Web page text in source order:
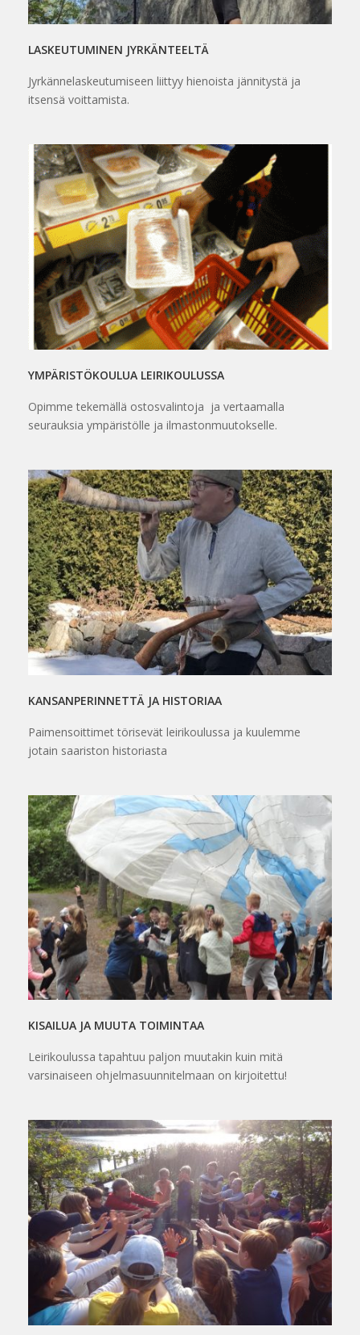
LASKEUTUMINEN JYRKÄNTEELTÄ
Jyrkännelaskeutumiseen liittyy hienoista jännitystä ja
itsensä voittamista.
YMPÄRISTÖKOULUA LEIRIKOULUSSA
Opimme tekemällä ostosvalintoja ja vertaamalla
seurauksia ympäristölle ja ilmastonmuutokselle.
KANSANPERINNETTÄ JA HISTORIAA
Paimensoittimet törisevät leirikoulussa ja kuulemme
jotain saariston historiasta
KISAILUA JA MUUTA TOIMINTAA
Leirikoulussa tapahtuu paljon muutakin kuin mitä
varsinaiseen ohjelmasuunnitelmaan on kirjoitettu!